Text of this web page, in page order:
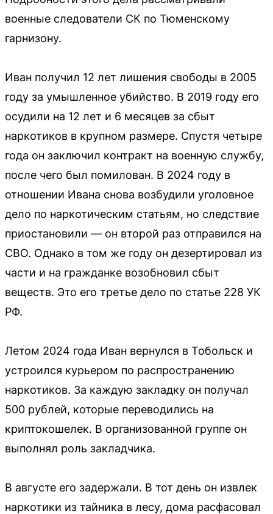
военные следователи СК по Тюменскому
гарнизону.
Иван получил 12 лет лишения свободы в 2005
году за умышленное убийство. В 2019 году его
осудили на 12 лет и 6 месяцев за сбыт
наркотиков в крупном размере. Спустя четыре
года он заключил контракт на военную службу,
после чего был помилован. В 2024 году в
отношении Ивана снова возбудили уголовное
дело по наркотическим статьям, но следствие
приостановили — он второй раз отправился на
СВО. Однако в том же году он дезертировал из
части и на гражданке возобновил сбыт
веществ. Это его третье дело по статье 228 УК
РФ.
Летом 2024 года Иван вернулся в Тобольск и
устроился курьером по распространению
наркотиков. За каждую закладку он получал
500 рублей, которые переводились на
криптокошелек. В организованной группе он
выполнял роль закладчика.
В августе его задержали. В тот день он извлек
наркотики из тайника в лесу, дома расфасовал